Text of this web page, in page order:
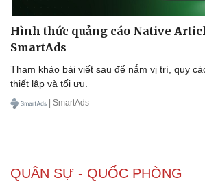
Sức khỏe
Nam khoa
Hình thức quảng cáo Native
SmartAds
Tham khảo bài viết sau để nắm vị trí, quy
thiết lập và tối ưu.
| SmartAds
QUÂN SỰ - QUỐC PHÒNG